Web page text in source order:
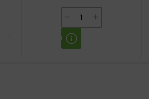
AVENE
TERMALNA
VODA